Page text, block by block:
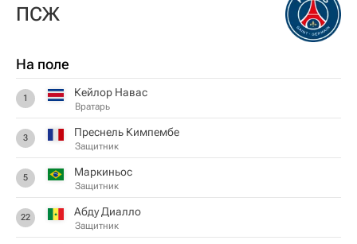
ПСЖ
На поле
1 Кейлор Навас
Вратарь
3 Преснель Кимпембе
Защитник
5 Маркиньос
Защитник
22 Абду Диалло
Защитник